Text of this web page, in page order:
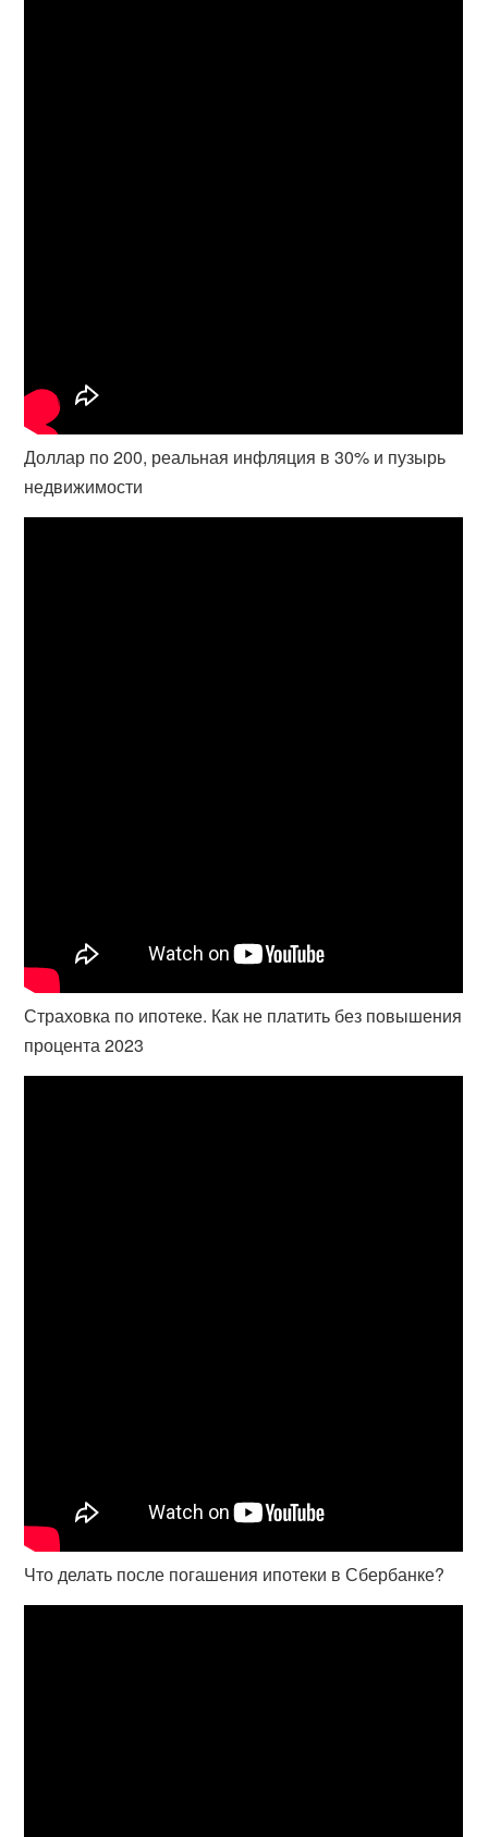
Доллар по 200, реальная инфляция в 30% и пузырь
недвижимости
Страховка по ипотеке. Как не платить без повышения
процента 2023
Что делать после погашения ипотеки в Сбербанке?